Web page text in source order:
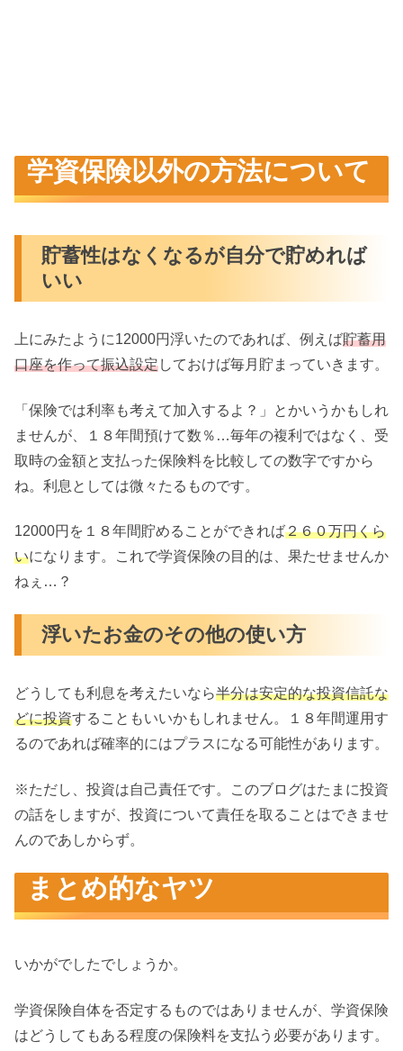
学資保険以外の方法について
貯蓄性はなくなるが自分で貯めれば
いい
上にみたように12000円浮いたのであれば、例えば貯蓄用
口座を作って振込設定しておけば毎月貯まっていきます。
「保険では利率も考えて加入するよ？」とかいうかもしれ
ませんが、１８年間預けて数％…毎年の複利ではなく、受
取時の金額と支払った保険料を比較しての数字ですから
ね。利息としては微々たるものです。
12000円を１８年間貯めることができれば２６０万円くら
いになります。これで学資保険の目的は、果たせませんか
ねぇ…？
浮いたお金のその他の使い方
どうしても利息を考えたいなら半分は安定的な投資信託な
どに投資することもいいかもしれません。１８年間運用す
るのであれば確率的にはプラスになる可能性があります。
※ただし、投資は自己責任です。このブログはたまに投資
の話をしますが、投資について責任を取ることはできませ
んのであしからず。
まとめ的なヤツ
いかがでしたでしょうか。
学資保険自体を否定するものではありませんが、学資保険
はどうしてもある程度の保険料を支払う必要があります。